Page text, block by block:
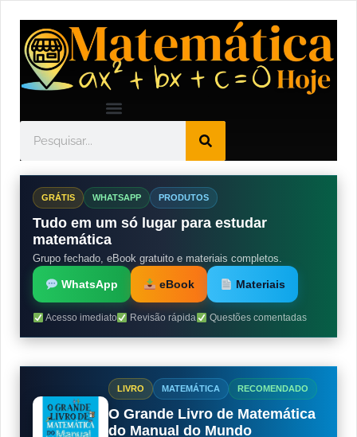
GRÁTIS WHATSAPP PRODUTOS
Tudo em um só lugar para estudar
matemática
Grupo fechado, eBook gratuito e materiais completos.
WhatsApp eBook Materiais
Acesso imediato Revisão rápida Questões comentadas
LIVRO MATEMÁTICA RECOMENDADO
O Grande Livro de Matemática
do Manual do Mundo